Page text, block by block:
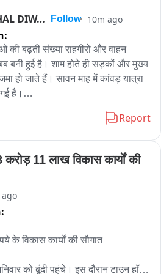
JOURNALIST VISHAL DIWAKAR
Follow 10m ago
की बढ़ती संख्या राहगीरों और वाहन
बनी हुई है। शाम होते ही सड़कों और मुख्य
हो जाते हैं। सावन माह में कांवड़ यात्रा
है।
कई बार लोगों पर हमला कर उन्हें घायल
रहती है। वहीं, खेतों में घुसकर पशु फसलों
सेमीखेड़ा, सिधौरा, रिछा, दमखोदा,
कई गांवों में आवारा पशुओं की समस्या
पर पशुओं के जमावड़े से श्रद्धालुओं को भी
पशुओं को पकड़कर गौशालाओं में संरक्षित
Report
11 लाख विकास कार्यों की
ago
के विकास कार्यों की सौगात
को बूंदी पहुंचे। इस दौरान टाउन हॉल